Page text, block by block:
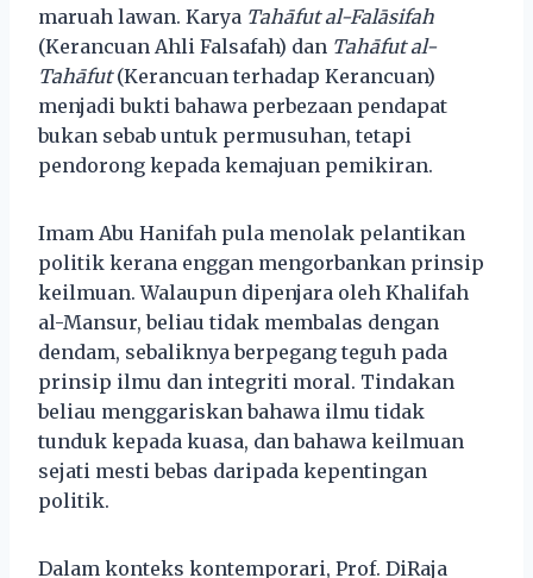
maruah lawan. Karya Tahāfut al-Falāsifah
(Kerancuan Ahli Falsafah) dan Tahāfut al-
Tahāfut(Kerancuan terhadap Kerancuan)
menjadi bukti bahawa perbezaan pendapat
bukan sebab untuk permusuhan, tetapi
pendorong kepada kemajuan pemikiran.
Imam Abu Hanifah pula menolak pelantikan
politik kerana enggan mengorbankan prinsip
keilmuan. Walaupun dipenjara oleh Khalifah
al-Mansur, beliau tidak membalas dengan
dendam, sebaliknya berpegang teguh pada
prinsip ilmu dan integriti moral. Tindakan
beliau menggariskan bahawa ilmu tidak
tunduk kepada kuasa, dan bahawa keilmuan
sejati mesti bebas daripada kepentingan
politik.
Dalam konteks kontemporari, Prof. DiRaja